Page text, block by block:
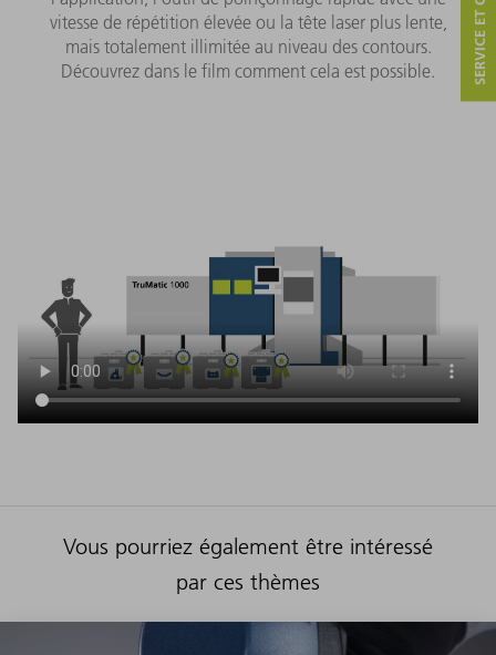
vitesse de répétition élevée ou la tête laser plus lente,
mais totalement illimitée au niveau des contours.
Découvrez dans le film comment cela est possible.
Vous pourriez également être intéressé
par ces thèmes